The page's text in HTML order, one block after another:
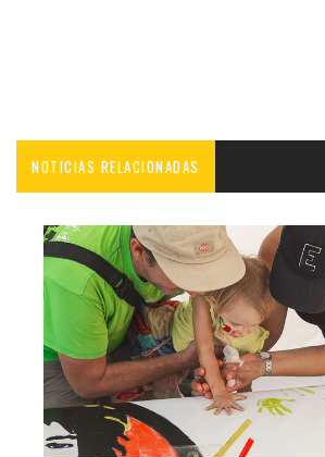
NOTICIAS RELACIONADAS